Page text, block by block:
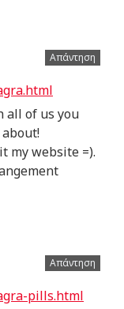
Απάντηση
all of us you
my website =).
pills.html
Απάντηση